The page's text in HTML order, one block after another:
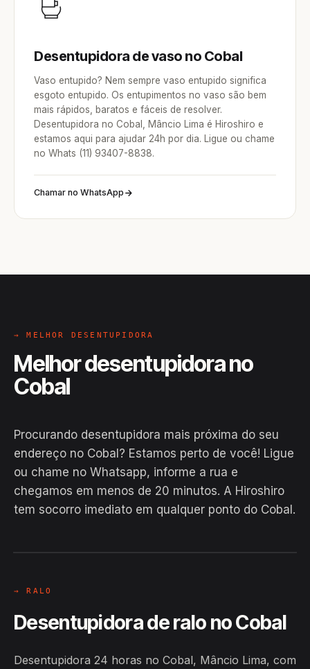
Desentupidora de vaso no Cobal
Vaso entupido? Nem sempre vaso entupido significa
esgoto entupido. Os entupimentos no vaso são bem
mais rápidos, baratos e fáceis de resolver.
Desentupidora no Cobal, Mâncio Lima é Hiroshiro e
estamos aqui para ajudar 24h por dia. Ligue ou chame
no Whats (11) 93407-8838.
Chamar no WhatsApp
→ MELHOR DESENTUPIDORA
Melhor desentupidora no
Cobal
Procurando desentupidora mais próxima do seu
endereço no Cobal? Estamos perto de você! Ligue
ou chame no Whatsapp, informe a rua e
chegamos em menos de 20 minutos. A Hiroshiro
tem socorro imediato em qualquer ponto do Cobal.
EM CAMPO
→ RALO
Desentupidora de ralo no Cobal
Desentupidora 24 horas no Cobal, Mâncio Lima, com